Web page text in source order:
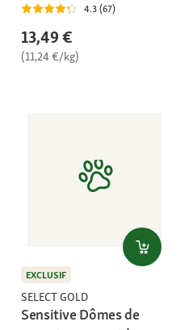
4.3 (67)
13,49 €
(11,24 €/kg)
EXCLUSIF
SELECT GOLD
Sensitive Dômes de